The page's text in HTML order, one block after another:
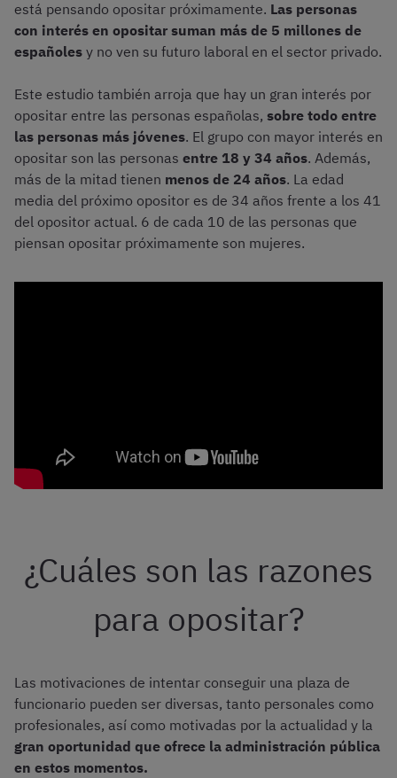
está pensando opositar próximamente. Las personas
con interés en opositar suman más de 5 millones de
españoles y no ven su futuro laboral en el sector privado.
Este estudio también arroja que hay un gran interés por
opositar entre las personas españolas, sobre todo entre
las personas más jóvenes. El grupo con mayor interés en
opositar son las personas entre 18 y 34 años. Además,
más de la mitad tienen menos de 24 años. La edad
media del próximo opositor es de 34 años frente a los 41
del opositor actual. 6 de cada 10 de las personas que
piensan opositar próximamente son mujeres.
¿Cuáles son las razones
para opositar?
Las motivaciones de intentar conseguir una plaza de
funcionario pueden ser diversas, tanto personales como
profesionales, así como motivadas por la actualidad y la
gran oportunidad que ofrece la administración pública
en estos momentos.